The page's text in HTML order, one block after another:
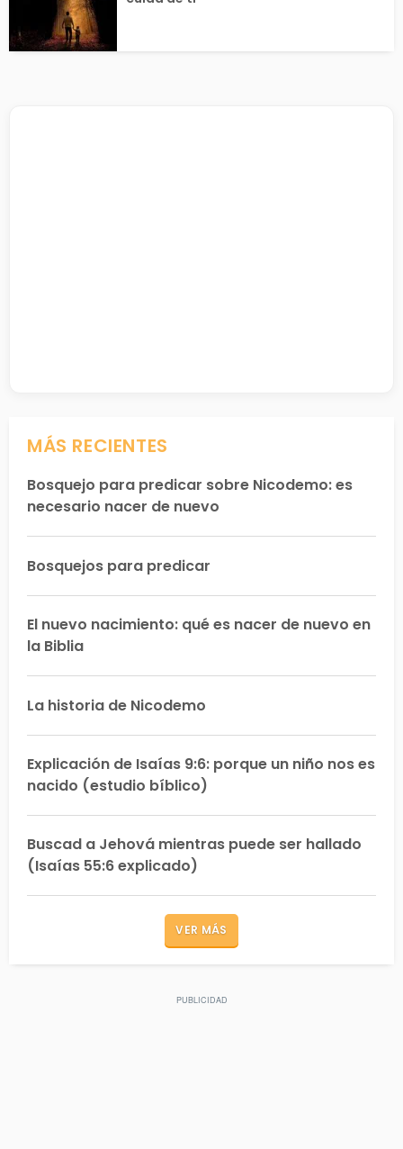
MÁS RECIENTES
Bosquejo para predicar sobre Nicodemo: es
necesario nacer de nuevo
Bosquejos para predicar
El nuevo nacimiento: qué es nacer de nuevo en
la Biblia
La historia de Nicodemo
Explicación de Isaías 9:6: porque un niño nos es
nacido (estudio bíblico)
Buscad a Jehová mientras puede ser hallado
(Isaías 55:6 explicado)
VER MÁS